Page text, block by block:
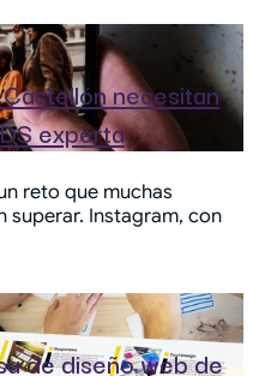
necesitan
experta
reto que muchas
superar. Instagram, con
de diseño web de